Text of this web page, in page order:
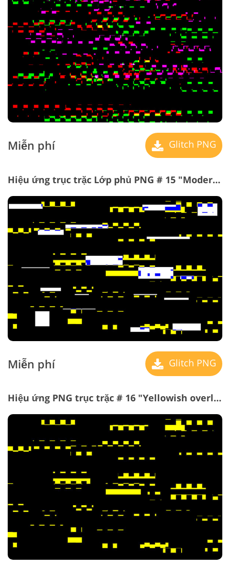
Miễn phí Glitch PNG
Hiệu ứng trục trặc Lớp phủ PNG # 15 "Moderate splash"
Miễn phí Glitch PNG
Hiệu ứng PNG trục trặc # 16 "Yellowish overlay"